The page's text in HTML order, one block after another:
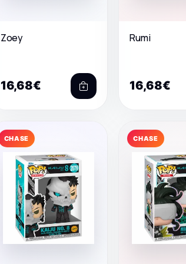
Zoey
16,68€
Rumi
16,68€
CHASE CHASE